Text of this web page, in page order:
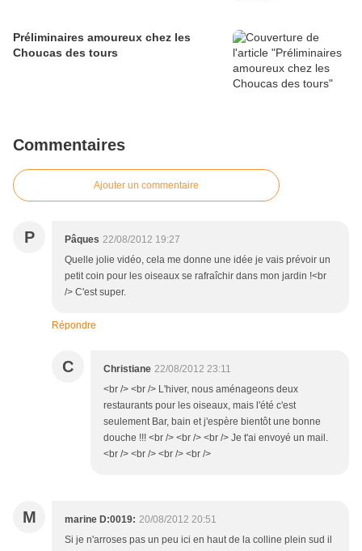
Préliminaires amoureux chez les
Choucas des tours
Commentaires
Ajouter un commentaire
P Pâques 22/08/2012 19:27
Quelle jolie vidéo, cela me donne une idée je vais prévoir un
petit coin pour les oiseaux se rafraîchir dans mon jardin !<br
/> C'est super.
Répondre
C Christiane 22/08/2012 23:11
<br /> <br /> L'hiver, nous aménageons deux
restaurants pour les oiseaux, mais l'été c'est
seulement Bar, bain et j'espère bientôt une bonne
douche !!! <br /> <br /> <br /> Je t'ai envoyé un mail.
<br /> <br /> <br /> <br />
M marine D:0019: 20/08/2012 20:51
Si je n'arroses pas un peu ici en haut de la colline plein sud il